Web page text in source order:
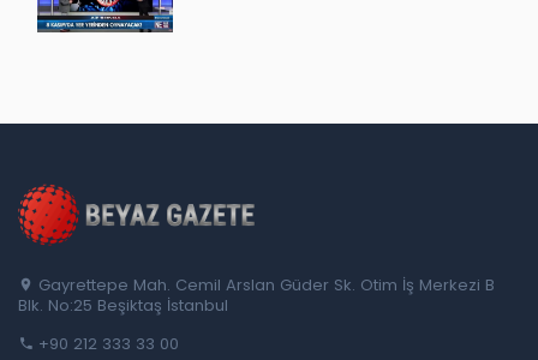
Gayrettepe Mah. Cemil Arslan Güder Sk. Otim İş Merkezi B
Blk. No:25 Beşiktaş İstanbul
+90 212 333 33 00